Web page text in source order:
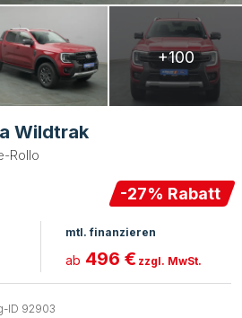
+100
Wildtrak
Rollo
-27% Rabatt
mtl. finanzieren
ab 496 € zzgl. MwSt.
ID 92903